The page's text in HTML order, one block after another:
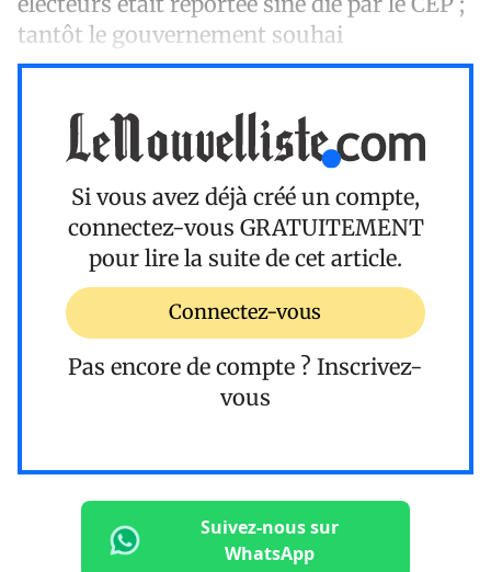
tantôt le gouvernement souhai
Si vous avez déjà créé un compte,
connectez-vous GRATUITEMENT
pour lire la suite de cet article.
Connectez-vous
Pas encore de compte ? Inscrivez-
vous
Suivez-nous sur
WhatsApp